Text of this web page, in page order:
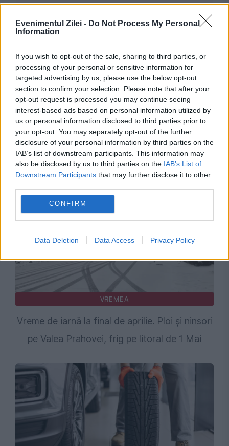
Evenimentul Zilei - Do Not Process My Personal
Information
If you wish to opt-out of the sale, sharing to third parties, or
processing of your personal or sensitive information for
targeted advertising by us, please use the below opt-out
section to confirm your selection. Please note that after your
opt-out request is processed you may continue seeing
interest-based ads based on personal information utilized by
us or personal information disclosed to third parties prior to
your opt-out. You may separately opt-out of the further
disclosure of your personal information by third parties on the
IAB’s list of downstream participants. This information may
also be disclosed by us to third parties on the IAB’s List of
Downstream Participants that may further disclose it to other
CONFIRM
Data Deletion Data Access Privacy Policy
adresa lui Bolojan
SOCIAL
Locul din România unde, în acest moment,
zăpada are cinci metri grosime
VREMEA
Vreme de iarnă la final de aprilie. Ploi și ninsori
pe Valea Prahovei, frig pe litoral de 1 Mai